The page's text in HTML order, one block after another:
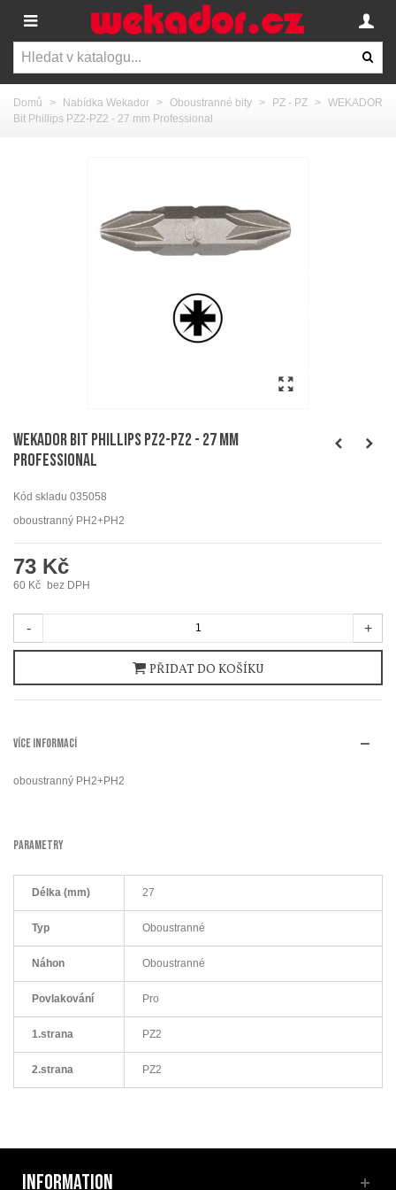
Domů > Nabídka Wekador > Oboustranné bity > PZ - PZ > WEKADOR
Bit Phillips PZ2-PZ2 - 27 mm Professional
WEKADOR Bit Phillips PZ2-PZ2 - 27 mm
Professional
Kód skladu 035058
oboustranný PH2+PH2
73 Kč
60 Kč bez DPH
- +
PŘIDAT DO KOŠÍKU
VÍCE INFORMACÍ
oboustranný PH2+PH2
PARAMETRY
Délka (mm) 27
Typ Oboustranné
Náhon Oboustranné
Povlakování Pro
1.strana PZ2
2.strana PZ2
INFORMATION